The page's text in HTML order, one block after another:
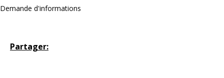
Demande d'informations
Partager: